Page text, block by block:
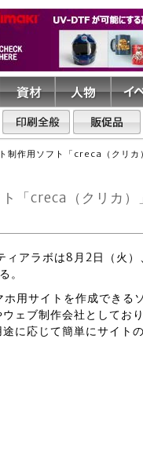
制作用ソフト「creca（クリ
「creca（クリカ）
ィアラボは8月2日（火）
。
用サイトを作成できるソ
ェブ制作会社としてお
に応じて簡単にサイト